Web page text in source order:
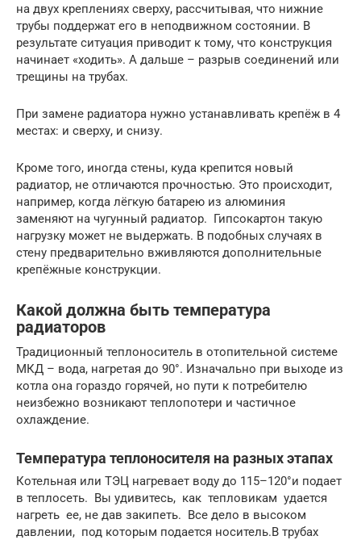
на двух креплениях сверху, рассчитывая, что нижние
трубы поддержат его в неподвижном состоянии. В
результате ситуация приводит к тому, что конструкция
начинает «ходить». А дальше – разрыв соединений или
трещины на трубах.
При замене радиатора нужно устанавливать крепёж в 4
местах: и сверху, и снизу.
Кроме того, иногда стены, куда крепится новый
радиатор, не отличаются прочностью. Это происходит,
например, когда лёгкую батарею из алюминия
заменяют на чугунный радиатор. Гипсокартон такую
нагрузку может не выдержать. В подобных случаях в
стену предварительно вживляются дополнительные
крепёжные конструкции.
Какой должна быть температура
радиаторов
Традиционный теплоноситель в отопительной системе
МКД – вода, нагретая до 90°. Изначально при выходе из
котла она гораздо горячей, но пути к потребителю
неизбежно возникают теплопотери и частичное
охлаждение.
Температура теплоносителя на разных этапах
Котельная или ТЭЦ нагревает воду до 115–120°и подает
в теплосеть. Вы удивитесь, как тепловикам удается
нагреть ее, не дав закипеть. Все дело в высоком
давлении, под которым подается носитель.В трубах